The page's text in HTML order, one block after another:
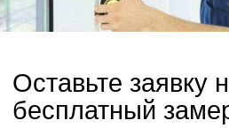
Оставьте заявку
бесплатный